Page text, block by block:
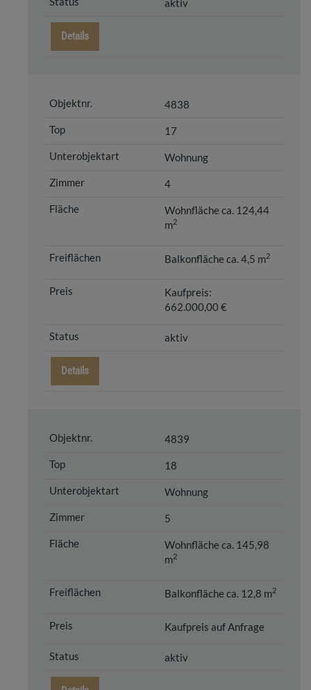
aktiv
Details
4838
17
Wohnung
4
Wohnfläche ca. 124,44
m2
Balkonfläche ca. 4,5 m2
Kaufpreis:
662.000,00 €
aktiv
Details
4839
18
Wohnung
5
Wohnfläche ca. 145,98
m2
Balkonfläche ca. 12,8 m2
Kaufpreis auf Anfrage
aktiv